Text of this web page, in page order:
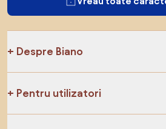
Despre Biano
Pentru utilizatori